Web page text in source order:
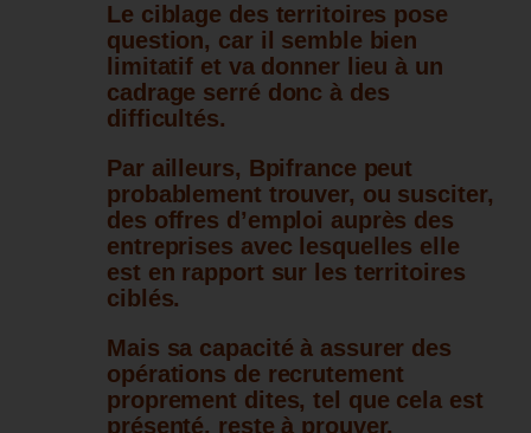
Le ciblage des territoires pose
question, car il semble bien
limitatif et va donner lieu à un
cadrage serré donc à des
difficultés.
Par ailleurs, Bpifrance peut
probablement trouver, ou susciter,
des offres d’emploi auprès des
entreprises avec lesquelles elle
est en rapport sur les territoires
ciblés.
Mais sa capacité à assurer des
opérations de recrutement
proprement dites, tel que cela est
présenté, reste à prouver.